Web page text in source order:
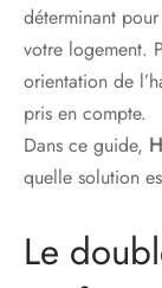
déterminant
votre logement.
orientation de
pris en compte.
Dans ce guide,
quelle solution
Le